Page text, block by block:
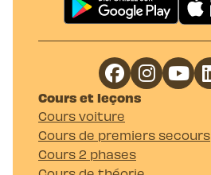
Cours et leçons
Cours voiture
Cours de premiers secours
Cours 2 phases